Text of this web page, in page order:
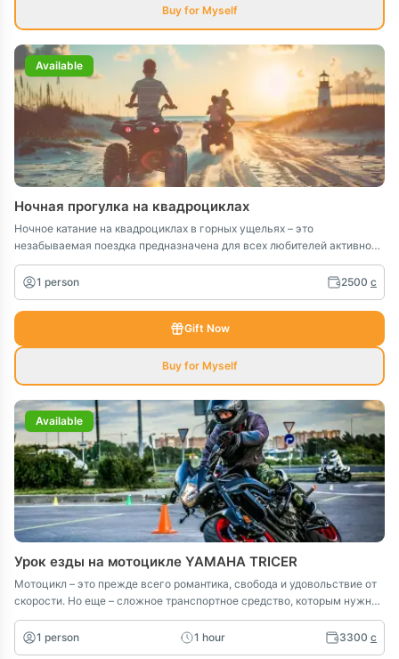
Buy for Myself
Available
Ночная прогулка на квадроциклах
Ночное катание на квадроциклах в горных ущельях – это
незабываемая поездка предназначена для всех любителей активного
отдыха, кто желает испытать адреналин и насладиться
захватывающими эмоциями.
1 person 2500 c
Gift Now
Buy for Myself
Available
Урок езды на мотоцикле YAMAHA TRICER
Мотоцикл – это прежде всего романтика, свобода и удовольствие от
скорости. Но еще – сложное транспортное средство, которым нужно
уметь управлять. Урок езды на мотоцикле под сопровождением
профессионального инструктора проводится в специально
оборудованном манеже, который предоставляет безопасную и
1 person 1 hour 3300 c